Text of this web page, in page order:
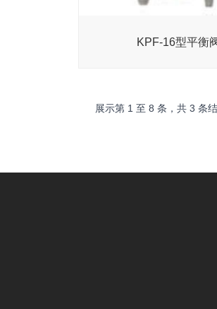
KPF-16型平衡
展示第 1 至 8 条，共 3 条